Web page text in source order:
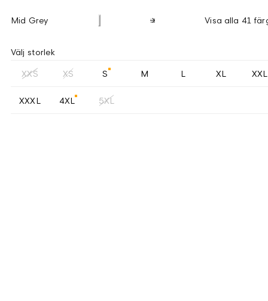
Mid Grey Visa alla 41
Välj storlek
XXS XS S M L XL XXL
XXXL 4XL 5XL